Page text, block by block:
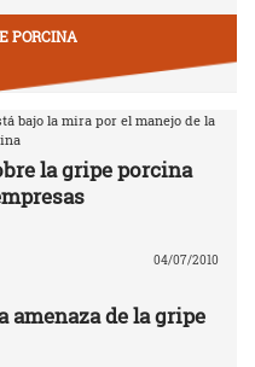
PORCINA
bajo la mira por el manejo de la
la gripe porcina
04/07/2010
amenaza de la gripe